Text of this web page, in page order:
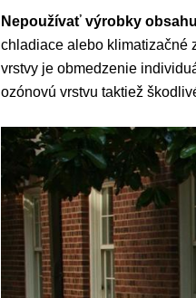
Nepoužívať výrobky
chladiace alebo klimatizačné
vrstvy je obmedzenie
ozónovú vrstvu taktiež